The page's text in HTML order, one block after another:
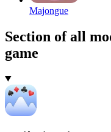
Majongue
Section of all
game